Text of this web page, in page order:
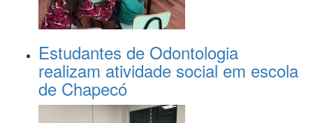
Estudantes de Odontologia
realizam atividade social em escola
de Chapecó